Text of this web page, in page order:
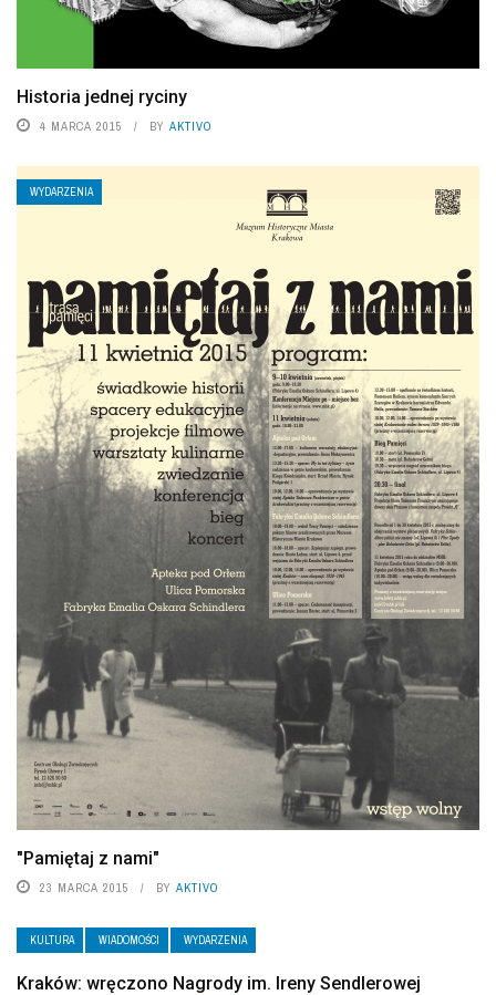
Historia jednej ryciny
4 MARCA 2015 BY AKTIVO
WYDARZENIA
"Pamiętaj z nami"
23 MARCA 2015 BY AKTIVO
KULTURA WIADOMOŚCI WYDARZENIA
Kraków: wręczono Nagrody im. Ireny Sendlerowej